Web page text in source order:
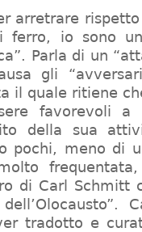
arretrare
ferro, io sono
Parla di un
gli
il quale ritiene
favorevoli a
della sua
pochi, meno di
di Carl Schmitt
tradotto e